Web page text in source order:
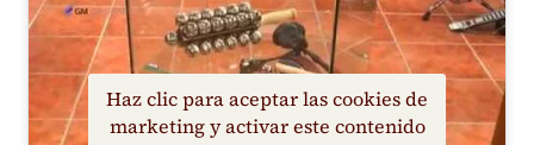
Haz clic para aceptar las cookies de
marketing y activar este contenido